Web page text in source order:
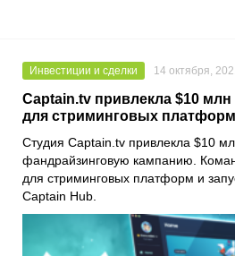
Инвестиции и сделки 14 октября,
Captain.tv привлекла $10 млн
для стриминговых платформ
Студия Captain.tv привлекла $10
фандрайзинговую кампанию.
для стриминговых платформ и
Captain Hub.